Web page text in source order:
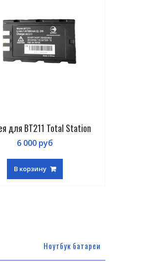
для BT211 Total Station
6 000 руб
В корзину
Hоутбук батареи